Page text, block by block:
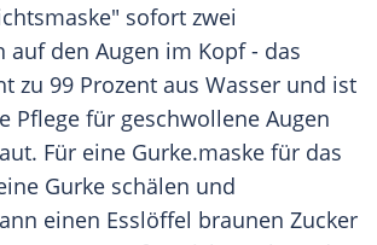
sofort zwei
auf den Augen im Kopf - das
zu 99 Prozent aus Wasser und ist
Pflege für geschwollene Augen
Für eine Gurke.maske für das
Gurke schälen und
einen Esslöffel braunen Zucker